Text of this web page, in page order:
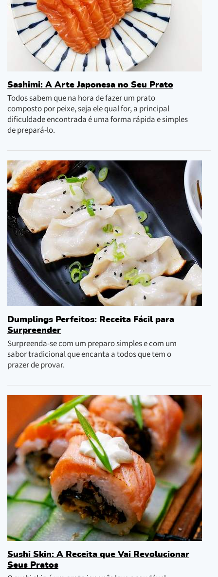
Sashimi: A Arte Japonesa no Seu Prato
Todos sabem que na hora de fazer um prato
composto por peixe, seja ele qual for, a principal
dificuldade encontrada é uma forma rápida e simples
de prepará-lo.
Dumplings Perfeitos: Receita Fácil para
Surpreender
Surpreenda-se com um preparo simples e com um
sabor tradicional que encanta a todos que tem o
prazer de provar.
Sushi Skin: A Receita que Vai Revolucionar
Seus Pratos